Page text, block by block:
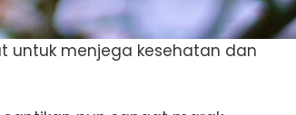
untuk menjega kesehatan dan